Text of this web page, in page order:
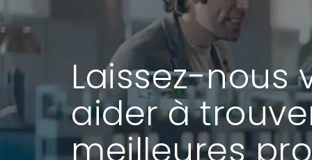
Laissez-nous
aider à